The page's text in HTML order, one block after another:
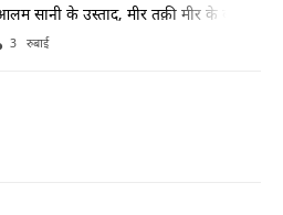
सानी के उस्ताद, मीर तक़ी मीर के बाद के
3 रुबाई